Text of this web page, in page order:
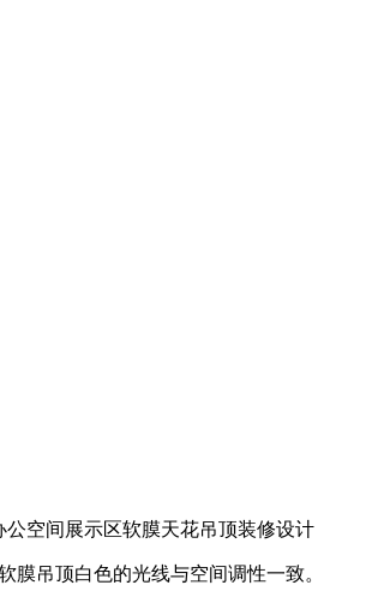
公空间展示区软膜天花吊顶装修设计
膜吊顶白色的光线与空间调性一致。